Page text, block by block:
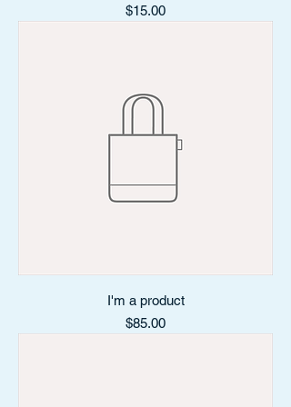
Price
$15.00
I'm a product
Price
$85.00